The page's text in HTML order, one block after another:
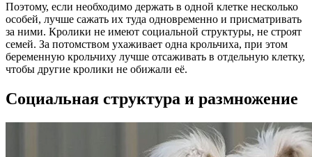
Поэтому, если необходимо держать в одной клетке несколько
особей, лучше сажать их туда одновременно и присматривать
за ними. Кролики не имеют социальной структуры, не строят
семей. За потомством ухаживает одна крольчиха, при этом
беременную крольчиху лучше отсаживать в отдельную клетку,
чтобы другие кролики не обижали её.
Социальная структура и размножение